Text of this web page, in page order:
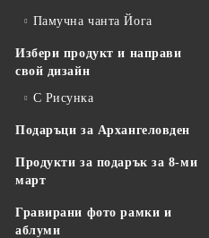
Памучна чанта Йога
Избери продукт и направи
свой дизайн
С Рисунка
Подаръци за Архангеловден
Продукти за подарък за 8-ми
март
Гравирани фото рамки и
аблуми